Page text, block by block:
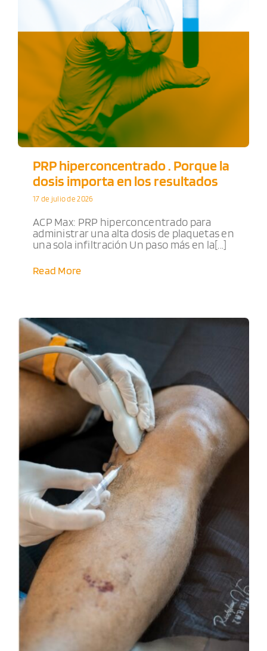
PRP hiperconcentrado .
Porque la dosis importa en
los resultados
Sin categorizar
PRP hiperconcentrado . Porque la
dosis importa en los resultados
17 de julio de 2026
ACP Max: PRP hiperconcentrado para
administrar una alta dosis de plaquetas en
una sola infiltración Un paso más en la[...]
Read More
Implante liquido. Alternativa
a la protésis total de rodilla
Traumatología bioregenerativa